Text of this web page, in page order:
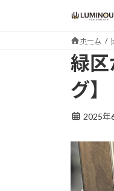
ホーム
緑
グ】
2025年